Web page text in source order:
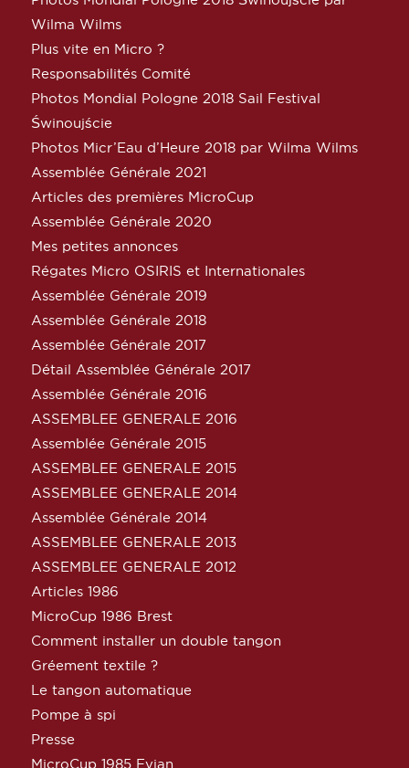
Wilma Wilms
Plus vite en Micro ?
Responsabilités Comité
Photos Mondial Pologne 2018 Sail Festival
Świnoujście
Photos Micr’Eau d’Heure 2018 par Wilma Wilms
Assemblée Générale 2021
Articles des premières MicroCup
Assemblée Générale 2020
Mes petites annonces
Régates Micro OSIRIS et Internationales
Assemblée Générale 2019
Assemblée Générale 2018
Assemblée Générale 2017
Détail Assemblée Générale 2017
Assemblée Générale 2016
ASSEMBLEE GENERALE 2016
Assemblée Générale 2015
ASSEMBLEE GENERALE 2015
ASSEMBLEE GENERALE 2014
Assemblée Générale 2014
ASSEMBLEE GENERALE 2013
ASSEMBLEE GENERALE 2012
Articles 1986
MicroCup 1986 Brest
Comment installer un double tangon
Gréement textile ?
Le tangon automatique
Pompe à spi
Presse
MicroCup 1985 Evian